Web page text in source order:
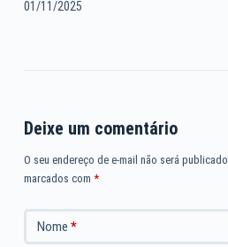
01/11/2025
Deixe um comentário
O seu endereço de e-mail não será publicado.
marcados com *
Nome *